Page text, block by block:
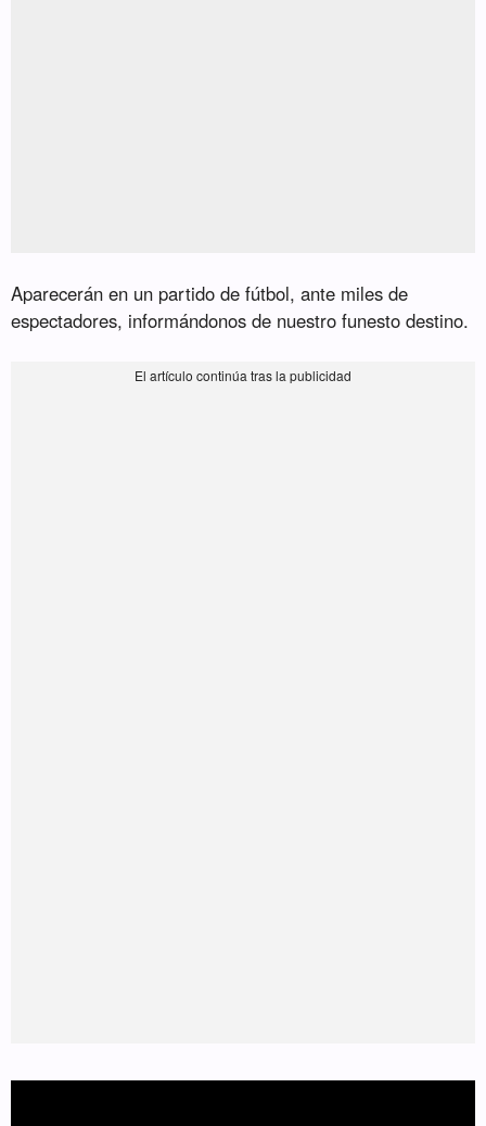
Aparecerán en un partido de fútbol, ante miles de
espectadores, informándonos de nuestro funesto destino.